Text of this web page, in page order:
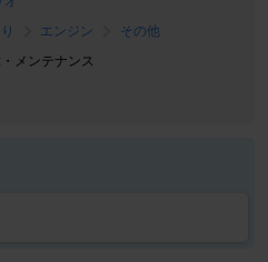
エンジン
その他
メンテナンス